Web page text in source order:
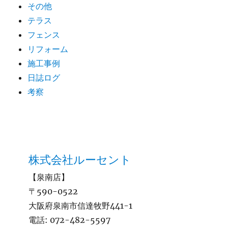
その他
テラス
フェンス
リフォーム
施工事例
日誌ログ
考察
株式会社ルーセント
【泉南店】
〒590-0522
大阪府泉南市信達牧野441-1
電話: 072-482-5597